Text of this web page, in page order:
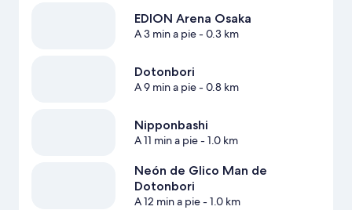
EDION Arena Osaka
A 3 min a pie- 0.3 km
Dotonbori
A 9 min a pie- 0.8 km
Nipponbashi
A 11 min a pie- 1.0 km
Neón de Glico Man de
Dotonbori
A 12 min a pie- 1.0 km